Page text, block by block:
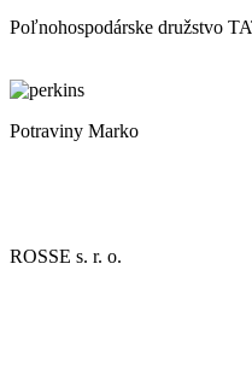
Poľnohospodárske družstvo
Potraviny Marko
ROSSE s. r. o.